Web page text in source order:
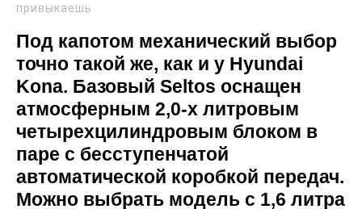
привыкаешь.
Под капотом механический выбор
точно такой же, как и у Hyundai
Kona. Базовый Seltos оснащен
атмосферным 2,0-х литровым
четырехцилиндровым блоком в
паре с бесступенчатой
автоматической коробкой передач.
Можно выбрать модель с 1,6 литра